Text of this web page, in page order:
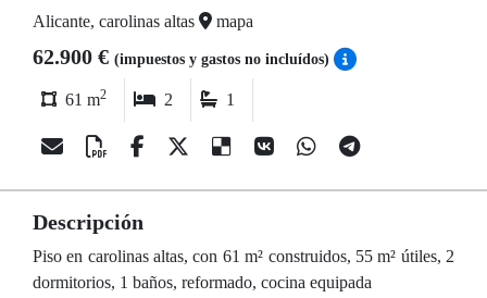
Alicante, carolinas altas mapa
62.900 € (impuestos y gastos no incluídos)
61 m2 2 1
Descripción
Piso en carolinas altas, con 61 m² construidos, 55 m² útiles, 2
dormitorios, 1 baños, reformado, cocina equipada